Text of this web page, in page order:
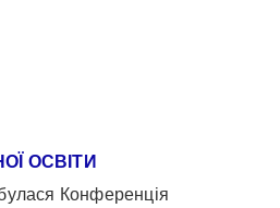
ОСВІТИ
Конференція